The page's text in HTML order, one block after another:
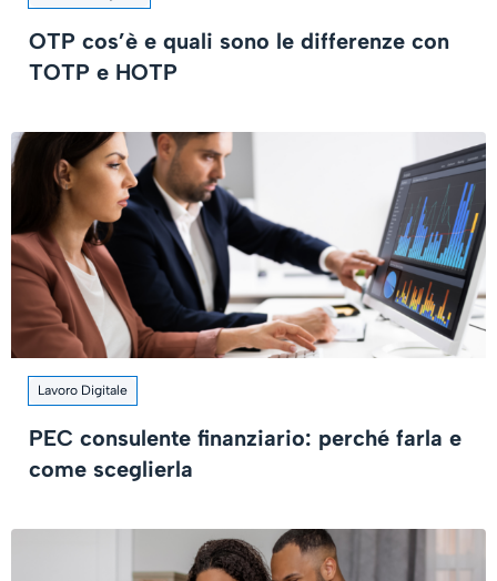
OTP cos’è e quali sono le differenze con
TOTP e HOTP
Lavoro Digitale
PEC consulente finanziario: perché farla e
come sceglierla